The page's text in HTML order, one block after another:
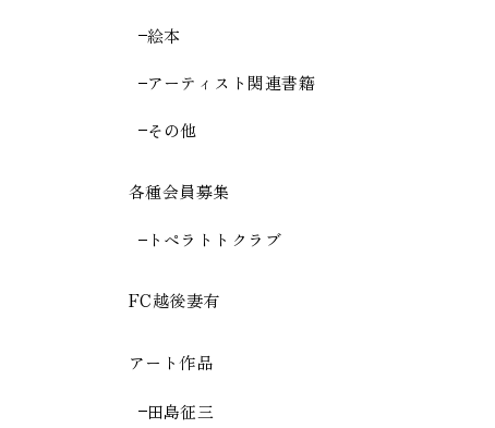
絵本
アーティスト関連書籍
その他
各種会員募集
トペラトトクラブ
FC越後妻有
アート作品
田島征三